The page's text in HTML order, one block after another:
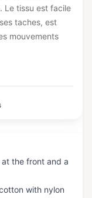
Le tissu est facile
taches, est
mouvements
the front and a
with nylon